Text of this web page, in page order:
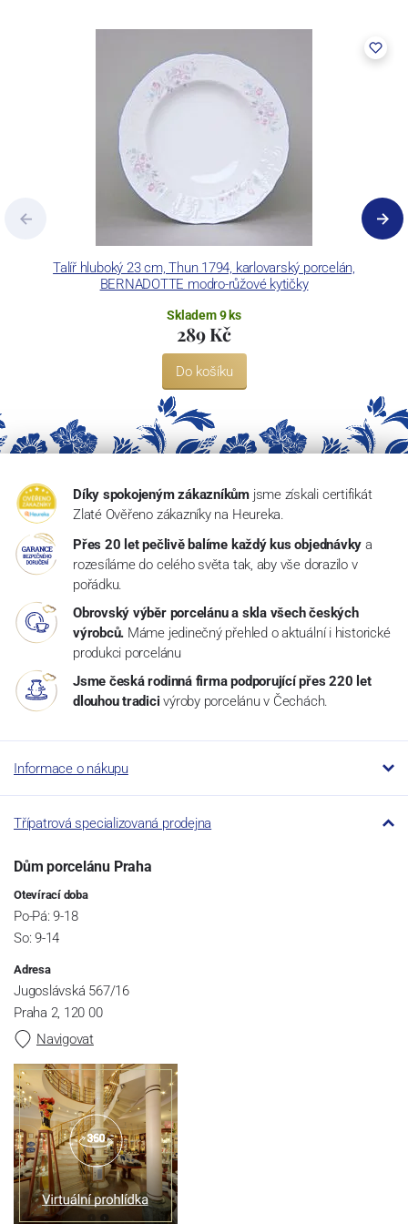
pecemi a vtavnou dekorační pecí. Závod je schopen dekorovat své
výrobky pomocí klasických dekoračních technik.
Concordia Lesov používá ochrannou známku LC a Thun Hotel &
Talíř hluboký 23 cm, Thun 1794, karlovarský porcelán,
BERNADOTTE modro-růžové kytičky
Skladem 9 ks
289 Kč
Do košíku
Díky spokojeným zákazníkům jsme získali certifikát
Zlaté Ověřeno zákazníky na Heureka.
Přes 20 let pečlivě balíme každý kus objednávky a
rozesíláme do celého světa tak, aby vše dorazilo v
pořádku.
Obrovský výběr porcelánu a skla všech českých
výrobců. Máme jedinečný přehled o aktuální i historické
produkci porcelánu
Jsme česká rodinná firma podporující přes 220 let
dlouhou tradici výroby porcelánu v Čechách.
Informace o nákupu
Třípatrová specializovaná prodejna
Dům porcelánu Praha
Otevírací doba
Po-Pá: 9-18
So: 9-14
Adresa
Jugoslávská 567/16
Praha 2, 120 00
Navigovat